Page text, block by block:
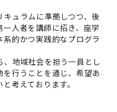
ュラムに準拠しつつ、後
人者を講師に招き、座学
的かつ実践的なプログラ
、地域社会を担う一員とし
行うことを通じ、希望あ
考えております。